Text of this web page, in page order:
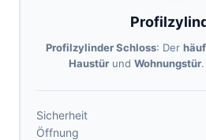
Profilzylinder Schloss: Der
Haustür und Wohnungstür
Sicherheit
Öffnung